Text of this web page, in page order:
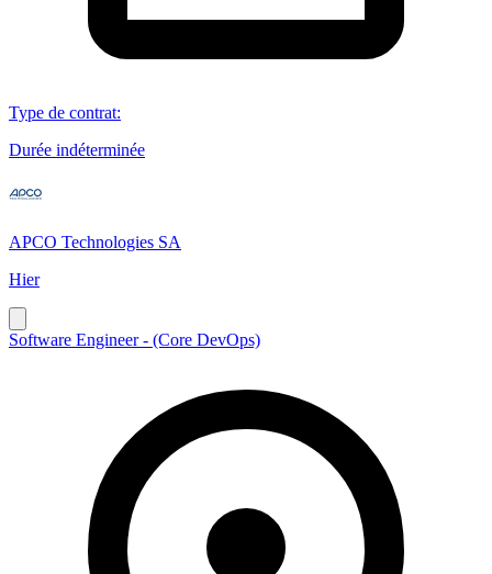
Type de contrat:
Durée indéterminée
APCO Technologies SA
Hier
Software Engineer - (Core DevOps)